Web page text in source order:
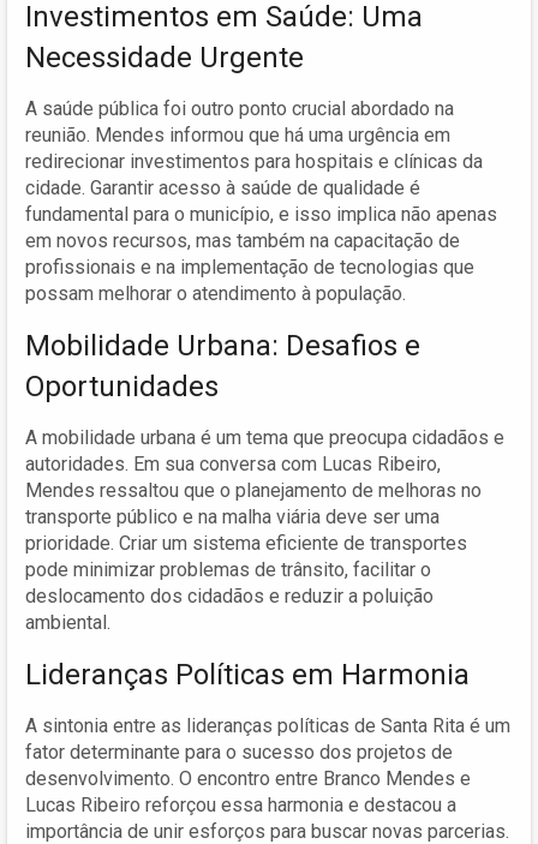
Investimentos em Saúde: Uma
Necessidade Urgente
A saúde pública foi outro ponto crucial abordado na
reunião. Mendes informou que há uma urgência em
redirecionar investimentos para hospitais e clínicas da
cidade. Garantir acesso à saúde de qualidade é
fundamental para o município, e isso implica não apenas
em novos recursos, mas também na capacitação de
profissionais e na implementação de tecnologias que
possam melhorar o atendimento à população.
Mobilidade Urbana: Desafios e
Oportunidades
A mobilidade urbana é um tema que preocupa cidadãos e
autoridades. Em sua conversa com Lucas Ribeiro,
Mendes ressaltou que o planejamento de melhoras no
transporte público e na malha viária deve ser uma
prioridade. Criar um sistema eficiente de transportes
pode minimizar problemas de trânsito, facilitar o
deslocamento dos cidadãos e reduzir a poluição
ambiental.
Lideranças Políticas em Harmonia
A sintonia entre as lideranças políticas de Santa Rita é um
fator determinante para o sucesso dos projetos de
desenvolvimento. O encontro entre Branco Mendes e
Lucas Ribeiro reforçou essa harmonia e destacou a
importância de unir esforços para buscar novas parcerias.